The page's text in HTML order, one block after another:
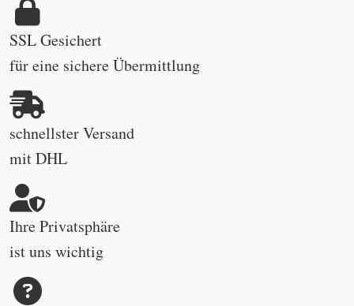
SSL Gesichert
für eine sichere Übermittlung
schnellster Versand
mit DHL
Ihre Privatsphäre
ist uns wichtig